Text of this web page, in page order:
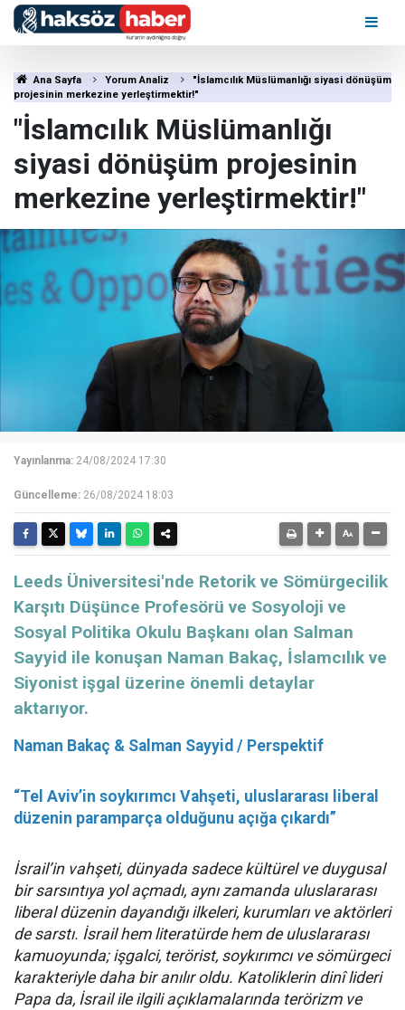
Ana Sayfa Yorum Analiz
"İslamcılık Müslümanlığı siyasi dönüşüm
projesinin merkezine yerleştirmektir!"
"İslamcılık Müslümanlığı
siyasi dönüşüm projesinin
merkezine yerleştirmektir!"
Yayınlanma: 24/08/2024 17:30
Güncelleme: 26/08/2024 18:03
Leeds Üniversitesi'nde Retorik ve Sömürgecilik
Karşıtı Düşünce Profesörü ve Sosyoloji ve
Sosyal Politika Okulu Başkanı olan Salman
Sayyid ile konuşan Naman Bakaç, İslamcılık ve
Siyonist işgal üzerine önemli detaylar
aktarıyor.
Naman Bakaç & Salman Sayyid / Perspektif
“Tel Aviv’in soykırımcı Vahşeti, uluslararası liberal
düzenin paramparça olduğunu açığa çıkardı”
İsrail’in vahşeti, dünyada sadece kültürel ve duygusal
bir sarsıntıya yol açmadı, aynı zamanda uluslararası
liberal düzenin dayandığı ilkeleri, kurumları ve aktörleri
de sarstı. İsrail hem literatürde hem de uluslararası
kamuoyunda; işgalci, terörist, soykırımcı ve sömürgeci
karakteriyle daha bir anılır oldu. Katoliklerin dinî lideri
Papa da, İsrail ile ilgili açıklamalarında terörizm ve